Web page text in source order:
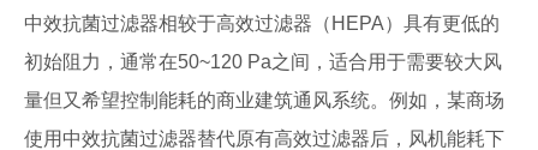
中效抗菌过滤器相较于高效过滤器（HEPA）具有更低的
初始阻力，通常在50~120 Pa之间，适合用于需要较大风
量但又希望控制能耗的商业建筑通风系统。例如，某商场
使用中效抗菌过滤器替代原有高效过滤器后，风机能耗下